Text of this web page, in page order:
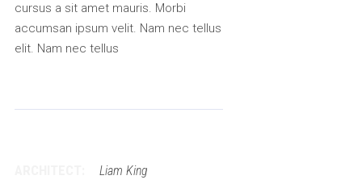
cursus a sit amet mauris. Morbi
accumsan ipsum velit. Nam nec tellus
elit. Nam nec tellus
Liam King